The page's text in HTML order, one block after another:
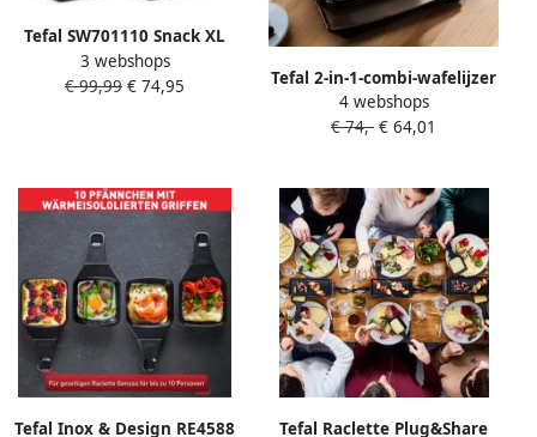
Tefal SW701110 Snack XL
multifunctionele croque-
apparatuur extra-worm en
3 webshops
€ 99,99 € 74,95
Tefal 2-in-1-combi-wafelijzer
SW852D Snack Collection
platen met antiaanbaklaag
4 webshops
€ 74,- € 64,01
Tefal Inox & Design RE4588
Tefal Raclette Plug&Share